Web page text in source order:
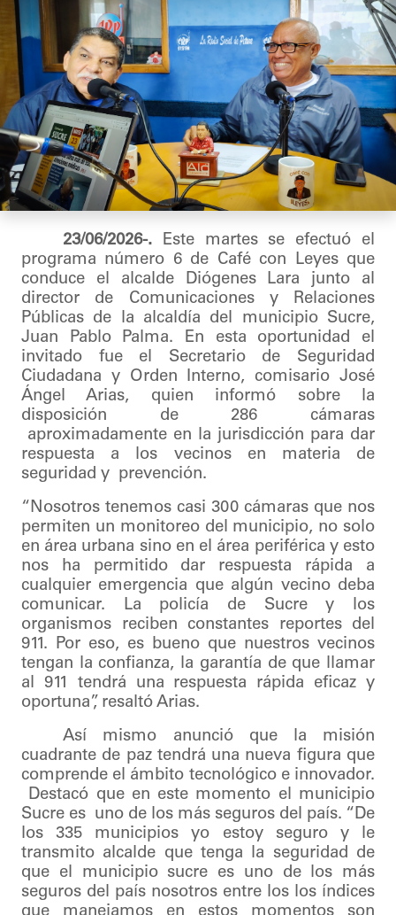
23/06/2026-. Este martes se efectuó el
programa número 6 de Café con Leyes que
conduce el alcalde Diógenes Lara junto al
director de Comunicaciones y Relaciones
Públicas de la alcaldía del municipio Sucre,
Juan Pablo Palma. En esta oportunidad el
invitado fue el Secretario de Seguridad
Ciudadana y Orden Interno, comisario José
Ángel Arias, quien informó sobre la
disposición de 286 cámaras
aproximadamente en la jurisdicción para dar
respuesta a los vecinos en materia de
seguridad y prevención.
“Nosotros tenemos casi 300 cámaras que nos
permiten un monitoreo del municipio, no solo
en área urbana sino en el área periférica y esto
nos ha permitido dar respuesta rápida a
cualquier emergencia que algún vecino deba
comunicar. La policía de Sucre y los
organismos reciben constantes reportes del
911. Por eso, es bueno que nuestros vecinos
tengan la confianza, la garantía de que llamar
al 911 tendrá una respuesta rápida eficaz y
oportuna”, resaltó Arias.
Así mismo anunció que la misión
cuadrante de paz tendrá una nueva figura que
comprende el ámbito tecnológico e innovador.
Destacó que en este momento el municipio
Sucre es uno de los más seguros del país. “De
los 335 municipios yo estoy seguro y le
transmito alcalde que tenga la seguridad de
que el municipio sucre es uno de los más
seguros del país nosotros entre los los índices